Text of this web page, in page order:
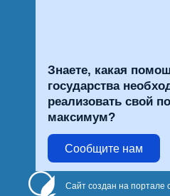
Знаете, какая
государства
реализовать свой
максимум?
Сообщите нам
Сайт создан на